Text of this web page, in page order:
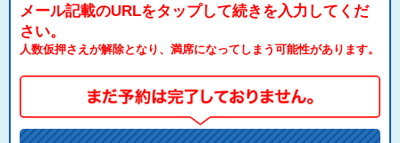
メール記載のURLをタップして続きを入力してくだ
さい。
人数仮押さえが解除となり、満席になってしまう可能性があります。